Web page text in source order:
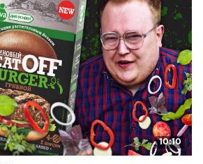
10:10